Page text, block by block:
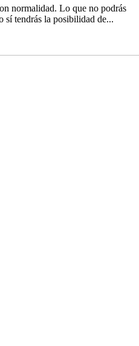
normalidad. Lo que no podrás
sí tendrás la posibilidad de...